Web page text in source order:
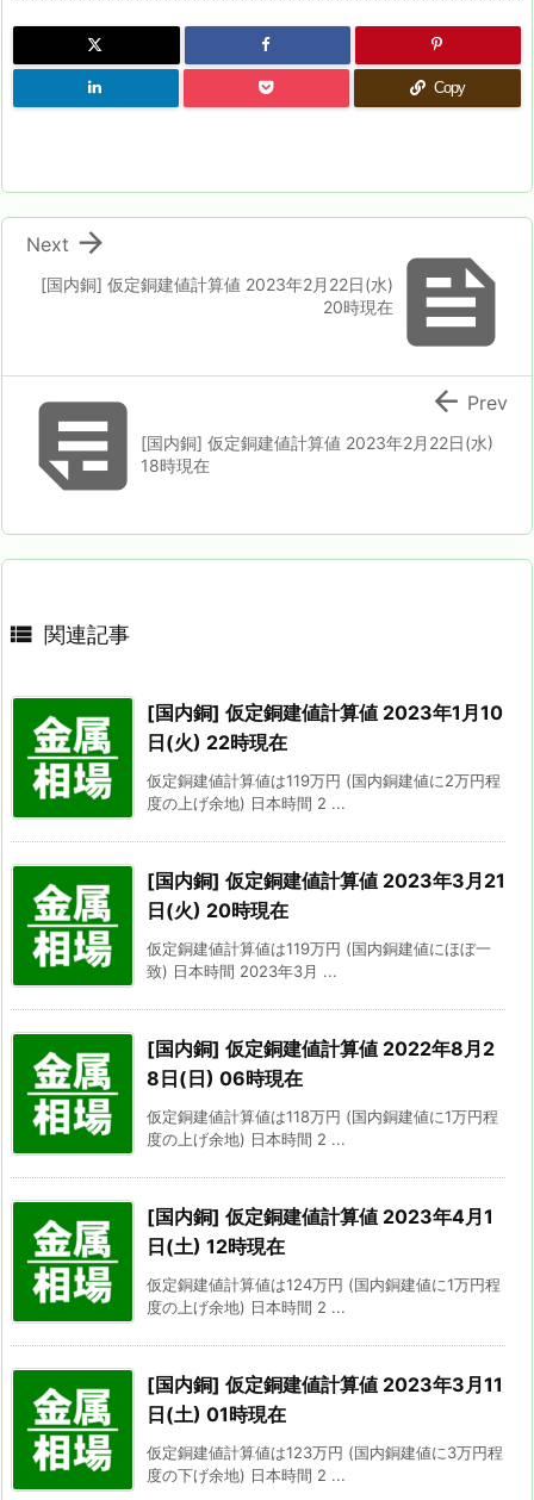
Copy

[国内銅] 仮定銅建値計算値 2023年2月22日(水)
20時現在

Next
[国内銅] 仮定銅建値計算値 2023年2月22日(水)
18時現在
 Prev
 関連記事
[国内銅] 仮定銅建値計算値 2023年1月10
日(火) 22時現在
仮定銅建値計算値は119万円 (国内銅建値に2万円程
度の上げ余地) 日本時間 2 ...
[国内銅] 仮定銅建値計算値 2023年3月21
日(火) 20時現在
仮定銅建値計算値は119万円 (国内銅建値にほぼ一
致) 日本時間 2023年3月 ...
[国内銅] 仮定銅建値計算値 2022年8月2
8日(日) 06時現在
仮定銅建値計算値は118万円 (国内銅建値に1万円程
度の上げ余地) 日本時間 2 ...
[国内銅] 仮定銅建値計算値 2023年4月1
日(土) 12時現在
仮定銅建値計算値は124万円 (国内銅建値に1万円程
度の上げ余地) 日本時間 2 ...
[国内銅] 仮定銅建値計算値 2023年3月11
日(土) 01時現在
仮定銅建値計算値は123万円 (国内銅建値に3万円程
度の下げ余地) 日本時間 2 ...